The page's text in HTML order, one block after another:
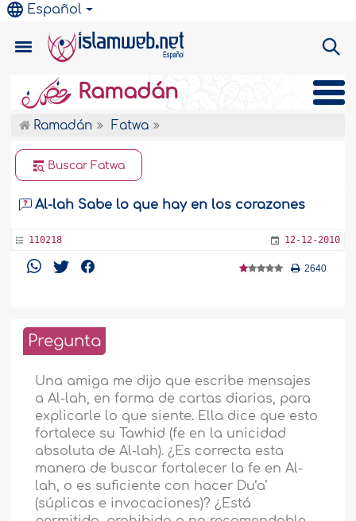
Español
Ramadán
Ramadán Fatwa
Buscar Fatwa
Al-lah Sabe lo que hay en los corazones
110218 12-12-2010
2640
Pregunta
Una amiga me dijo que escribe mensajes
a Al-lah, en forma de cartas diarias, para
explicarle lo que siente. Ella dice que esto
fortalece su Tawhid (fe en la unicidad
absoluta de Al-lah). ¿Es correcta esta
manera de buscar fortalecer la fe en Al-
lah, o es suficiente con hacer Du‘a’
(súplicas e invocaciones)? ¿Está